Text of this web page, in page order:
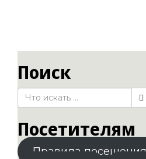
Поиск
Посетителям
Правила посещения